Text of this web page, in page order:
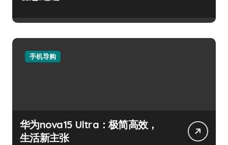
手机导购
华为nova15 Ultra：极简高效，
生活新主张